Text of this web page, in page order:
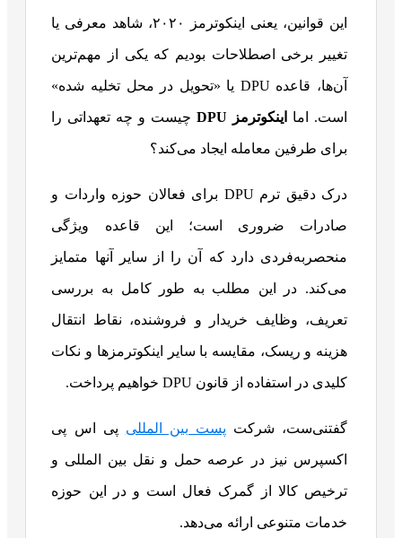
این قوانین، یعنی اینکوترمز ۲۰۲۰، شاهد معرفی یا
تغییر برخی اصطلاحات بودیم که یکی از مهم‌ترین
آن‌ها، قاعده DPU یا «تحویل در محل تخلیه شده»
است. اما اینکوترمز DPU چیست و چه تعهداتی را
برای طرفین معامله ایجاد می‌کند؟
درک دقیق ترم DPU برای فعالان حوزه واردات و
صادرات ضروری است؛ این قاعده ویژگی
منحصربه‌فردی دارد که آن را از سایر آنها متمایز
می‌کند. در این مطلب به طور کامل به بررسی
تعریف، وظایف خریدار و فروشنده، نقاط انتقال
هزینه و ریسک، مقایسه با سایر اینکوترمزها و نکات
کلیدی در استفاده از قانون DPU خواهیم پرداخت.
گفتنی‌ست، شرکت پست بین المللی پی اس پی
اکسپرس نیز در عرصه حمل و نقل بین المللی و
ترخیص کالا از گمرک فعال است و در این حوزه
خدمات متنوعی ارائه می‌دهد.